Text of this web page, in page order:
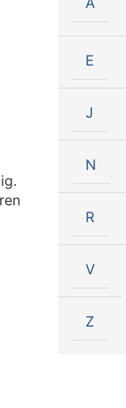
E
J
N
R
V
Z